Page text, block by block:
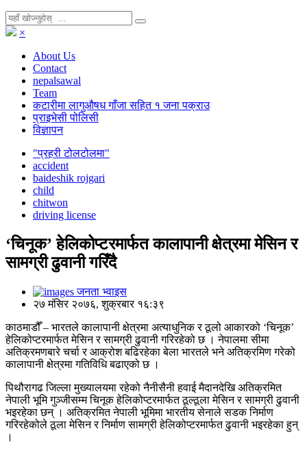
×
About Us
Contact
nepalsawal
Team
कटारीमा लागुऔषध गाँजा सहित १ जना पक्राउ
प्राइभेसी पोलिसी
विज्ञापन
"प्रहरी टोलटोलमा"
accident
baideshik rojgari
child
chitwon
driving license
‘चिनूक’ हेलिकोप्टरमार्फत कालापानी क्षेत्रमा मेसिन र
सामग्री ढुवानी गरिँदै
जनता भ्वाइस
२७ मंसिर २०७६, शुक्रबार १६:३९
काठमाडौँ – भारतले कालापानी क्षेत्रमा अत्याधुनिक र ठूलो आकारको ‘चिनूक’
हेलिकोप्टरमार्फत मेसिन र सामग्री ढुवानी गरिरहेको छ । नेपालमा सीमा
अतिक्रमणबारे चर्चा र आक्रोश बढिरहेका बेला भारतले भने अतिक्रमिण गरेको
कालापानी क्षेत्रमा गतिविधि बढाएको छ ।
पिथौरागढ जिल्ला मुख्यालयमा रहेको नैनीसैनी हवाई मैदानदेखि अतिक्रमित
नेपाली भूमि गुञ्जीसम्म चिनूक हेलिकोप्टरमार्फत ठूल्ठूला मेसिन र सामग्री ढुवानी
भइरहेका छन् । अतिक्रमित नेपाली भूमिमा भारतीय सेनाले सडक निर्माण
गरिरहेकोले ठूला मेसिन र निर्माण सामग्री हेलिकोप्टरमार्फत ढुवानी भइरहेका हुन्
।